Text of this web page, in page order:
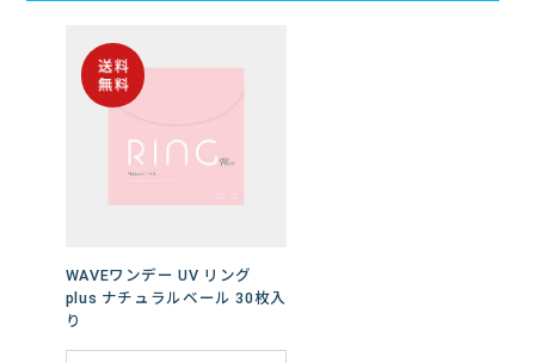
WAVEワンデー プレミアム 90
枚入り
WAVE 2ウィーク エアスリム
plus
WAVEワンデー UV リング
plus ナチュラルベール 30枚入
り
WAVEワンデー ユー プラス 乱
視用 32枚入り
WAVEピュアドロップ